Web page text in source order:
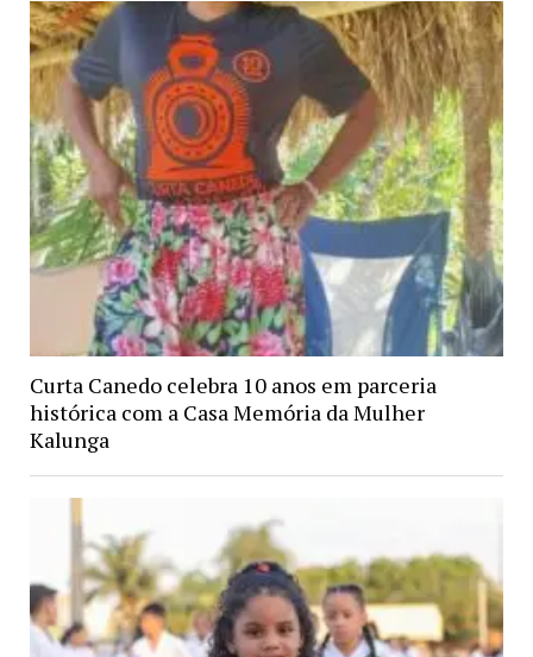
Curta Canedo celebra 10 anos em parceria
histórica com a Casa Memória da Mulher
Kalunga